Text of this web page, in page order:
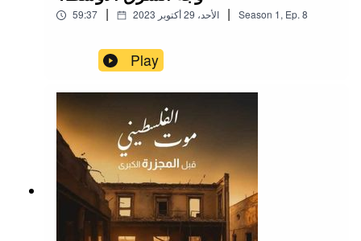
59:37 | الأحد، 29 أكتوبر 2023 | Season 1, Ep. 8
Play